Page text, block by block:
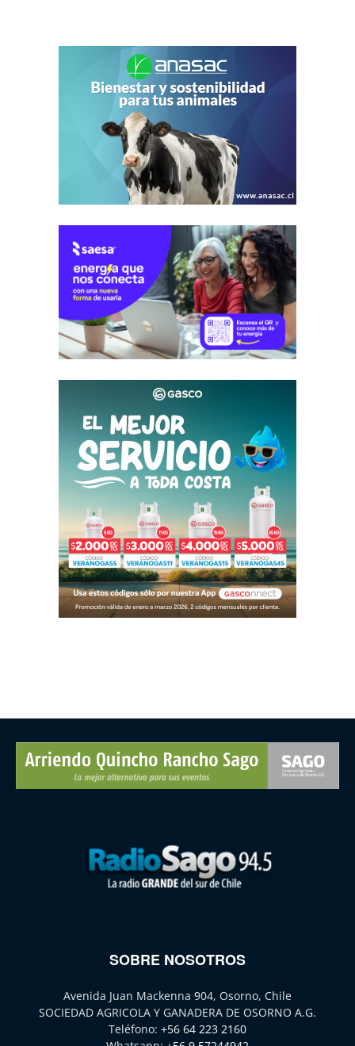
SOBRE NOSOTROS
Avenida Juan Mackenna 904, Osorno, Chile
SOCIEDAD AGRICOLA Y GANADERA DE OSORNO A.G.
Teléfono: +56 64 223 2160